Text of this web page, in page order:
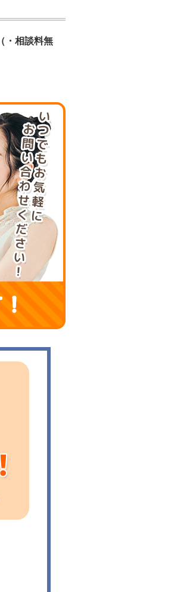
（・相談料無